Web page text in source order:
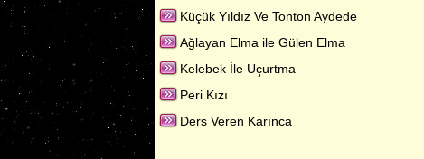
Küçük Yıldız Ve Tonton Aydede
Ağlayan Elma ile Gülen Elma
Kelebek İle Uçurtma
Peri Kızı
Ders Veren Karınca